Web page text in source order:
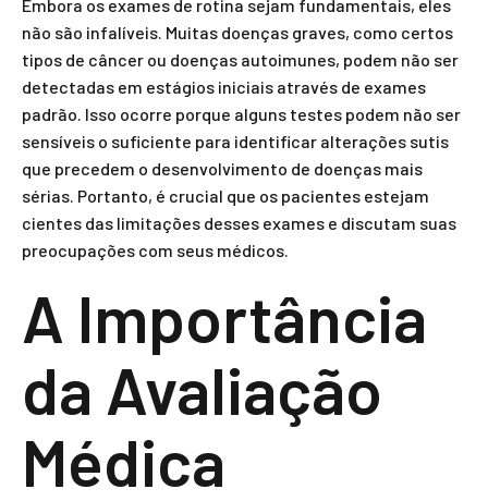
Embora os exames de rotina sejam fundamentais, eles
não são infalíveis. Muitas doenças graves, como certos
tipos de câncer ou doenças autoimunes, podem não ser
detectadas em estágios iniciais através de exames
padrão. Isso ocorre porque alguns testes podem não ser
sensíveis o suficiente para identificar alterações sutis
que precedem o desenvolvimento de doenças mais
sérias. Portanto, é crucial que os pacientes estejam
cientes das limitações desses exames e discutam suas
preocupações com seus médicos.
A Importância
da Avaliação
Médica